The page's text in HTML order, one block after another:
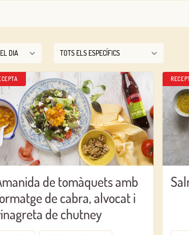
de tomàquets amb
de cabra, alvocat i
de chutney